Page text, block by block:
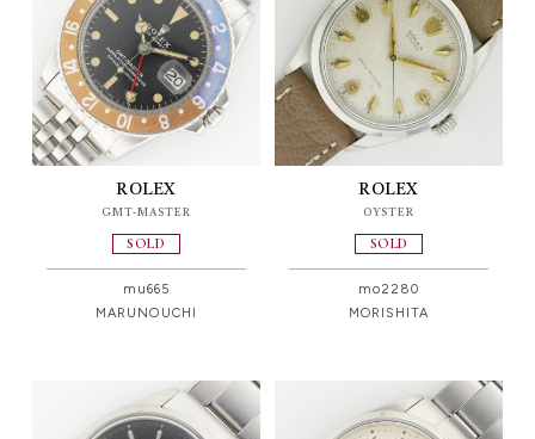
ROLEX
GMT-MASTER
SOLD
mu665
MARUNOUCHI
ROLEX
OYSTER
SOLD
mo2280
MORISHITA